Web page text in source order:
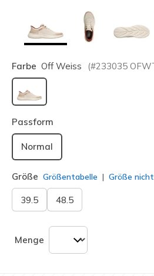
Farbe Off Weiss (#233035
ausgewählt
Passform
Normal
Größe Größentabelle Größe
39.5 48.5
Menge